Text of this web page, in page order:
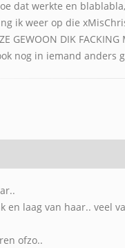
dat werkte en
ik weer op die
GEWOON DIK FACKING
nog in iemand anders
en laag van haar.. veel
ofzo..